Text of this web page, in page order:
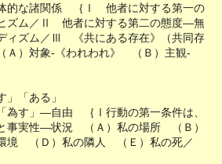
的な諸関係 ｛Ⅰ 他者に対する第一の
ズム／Ⅱ 他者に対する第二の態度―無
ィズム／Ⅲ 《共にある存在》（共同存
Ａ）対象-《われわれ》 （Ｂ）主観-
「ある」
す」―自由 ｛Ⅰ行動の第一条件は、
事実性―状況 （Ａ）私の場所 （Ｂ）
境 （Ｄ）私の隣人 （Ｅ）私の死／